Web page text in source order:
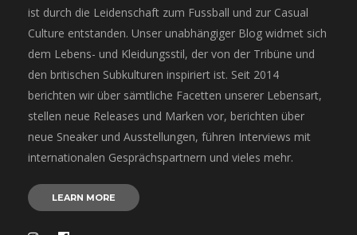
ist durch die Leidenschaft zum Fussball und zur Casual
Culture entstanden. Unser unabhängiger Blog widmet sich
dem Lebens- und Kleidungsstil, der von der Tribüne und
den britischen Subkulturen inspiriert ist. Seit 2014
berichten wir über sämtliche Facetten unserer Lebensart,
stellen neue Releases und Marken vor, berichten über
neue Sneaker und Ausstellungen, führen Interviews mit
internationalen Gesprächspartnern und vieles mehr.
LEARN MORE